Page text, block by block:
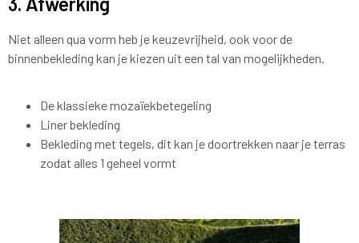
Niet alleen qua vorm heb je keuzevrijheid, ook voor de
binnenbekleding kan je kiezen uit een tal van mogelijkheden.
De klassieke mozaïekbetegeling
Liner bekleding
Bekleding met tegels, dit kan je doortrekken naar je terras
zodat alles 1 geheel vormt